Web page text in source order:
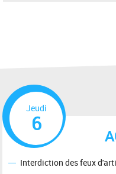
Jeudi
6
Interdiction des feux